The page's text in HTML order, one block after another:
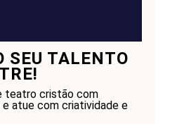
SEU TALENTO
teatro cristão com
e atue com criatividade e